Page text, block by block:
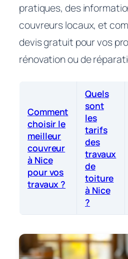
pratiques, des
couvreurs locaux, et
devis gratuit pour vos
rénovation ou de
Comment
choisir le
meilleur
couvreur
à Nice
pour vos
travaux ?
Quels
sont
les
tarifs
des
travaux
de
toiture
à Nice
?